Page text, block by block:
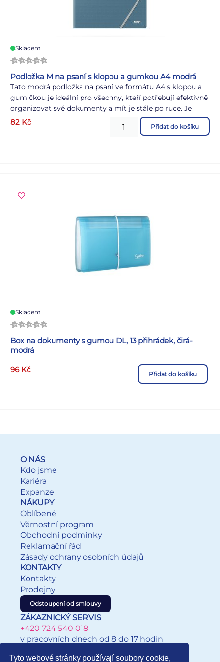
Skladem
Podložka M na psaní s klopou a gumkou A4 modrá
Tato modrá podložka na psaní ve formátu A4 s klopou a
gumičkou je ideální pro všechny, kteří potřebují efektivně
organizovat své dokumenty a mít je stále po ruce. Je
vyrobena z kvalitního polypropylenu (PP), což zajišťuje
odolnost a dlouhou životnost, přičemž textura
místě. Vzor: useň Formát: A4 Materiál: PP Barva: modrá
82 Kč Přidat do košíku
Skladem
Box na dokumenty s gumou DL, 13 přihrádek, čirá-
modrá
96 Kč Přidat do košíku
O NÁS
Kdo jsme
Kariéra
Expanze
NÁKUPY
Oblíbené
Věrnostní program
Obchodní podmínky
Reklamační řád
Zásady ochrany osobních údajů
KONTAKTY
Kontakty
Prodejny
Odstoupení od smlouvy
ZÁKAZNICKÝ SERVIS
+420 724 540 018
v pracovních dnech od 8 do 17 hodin
Tyto webové stránky používají soubory cookie,